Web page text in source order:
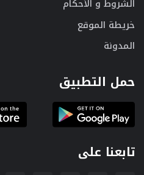
الشروط و الأحكام
خريطة الموقع
المدونة
حمل التطبيق
تابعنا على